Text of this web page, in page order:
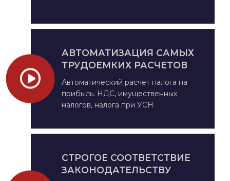
АВТОМАТИЗАЦИЯ САМЫХ
ТРУДОЕМКИХ РАСЧЕТОВ
Автоматический расчет налога на
прибыль. НДС, имущественных
налогов, налога при УСН
СТРОГОЕ СООТВЕТСТВИЕ
ЗАКОНОДАТЕЛЬСТВУ